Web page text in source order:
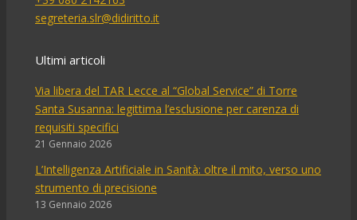
segreteria.slr@didiritto.it
Ultimi articoli
Via libera del TAR Lecce al “Global Service” di Torre
Santa Susanna: legittima l’esclusione per carenza di
requisiti specifici
21 Gennaio 2026
L’Intelligenza Artificiale in Sanità: oltre il mito, verso uno
strumento di precisione
13 Gennaio 2026